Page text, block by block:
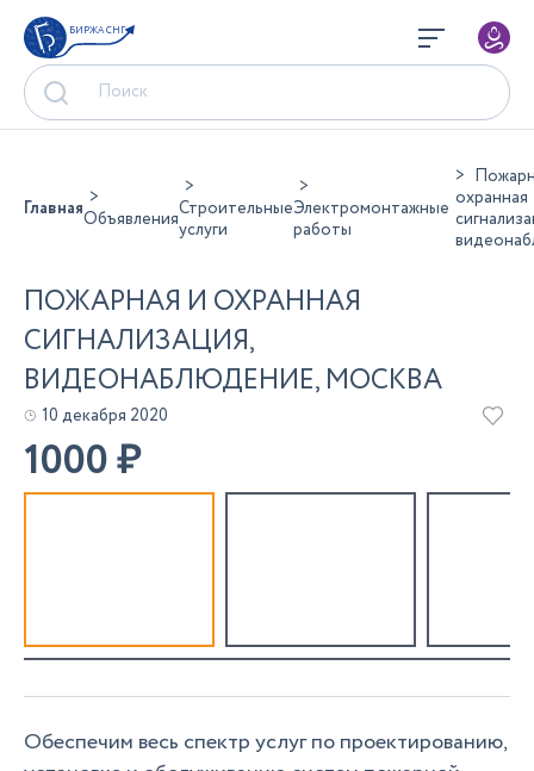
БИРЖА СНГ
ГлавнаяОбъявленияСтроительные
услуги
Электромонтажные
работы
охранная
ПОЖАРНАЯ И ОХРАННАЯ
СИГНАЛИЗАЦИЯ,
ВИДЕОНАБЛЮДЕНИЕ, МОСКВА
10 декабря 2020
1000₽
Обеспечим весь спектр услуг по проектированию,